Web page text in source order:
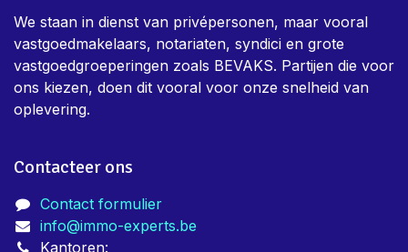
We staan in dienst van privépersonen, maar vooral
vastgoedmakelaars, notariaten, syndici en grote
vastgoedgroeperingen zoals BEVAKS. Partijen die voor
ons kiezen, doen dit vooral voor onze snelheid van
oplevering.
Contacteer ons
Contact formulier
info@immo-experts.be
Kantoren: